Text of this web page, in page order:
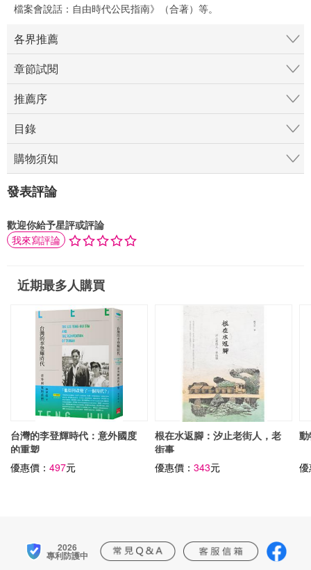
檔案會說話：自由時代公民指南》（合著）等。
各界推薦
章節試閱
推薦序
目錄
購物須知
發表評論
歡迎你給予星評或評論
我來寫評論
近期最多人購買
台灣的李登輝時代：意外國度
的重塑
優惠價： 497元
根在水返腳：汐止老街人，老
街事
優惠價：343元
2026
專利防護中